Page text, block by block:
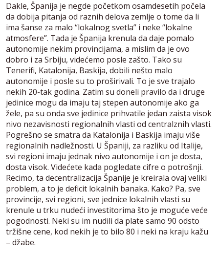
Dakle, Španija je negde početkom osamdesetih počela
da dobija pitanja od raznih delova zemlje o tome da li
ima šanse za malo “lokalnog svetla” i neke “lokalne
atmosfere”. Tada je Španija krenula da daje pomalo
autonomije nekim provincijama, a mislim da je ovo
dobro i za Srbiju, videćemo posle zašto. Tako su
Tenerifi, Katalonija, Baskija, dobili nešto malo
autonomije i posle su to proširivali. To je sve trajalo
nekih 20-tak godina. Zatim su doneli pravilo da i druge
jedinice mogu da imaju taj stepen autonomije ako ga
žele, pa su onda sve jedinice prihvatile jedan zaista visok
nivo nezavisnosti regionalnih vlasti od centralznih vlasti.
Pogrešno se smatra da Katalonija i Baskija imaju više
regionalnih nadležnosti. U Španiji, za razliku od Italije,
svi regioni imaju jednak nivo autonomije i on je dosta,
dosta visok. Videćete kada pogledate cifre o potrošnji.
Recimo, ta decentralizacija Španije je kreirala ovaj veliki
problem, a to je deficit lokalnih banaka. Kako? Pa, sve
provincije, svi regioni, sve jednice lokalnih vlasti su
krenule u trku nudeći investitorima što je moguće veće
pogodnosti. Neki su im nudili da plate samo 90 odsto
tržišne cene, kod nekih je to bilo 80 i neki na kraju kažu
– džabe.